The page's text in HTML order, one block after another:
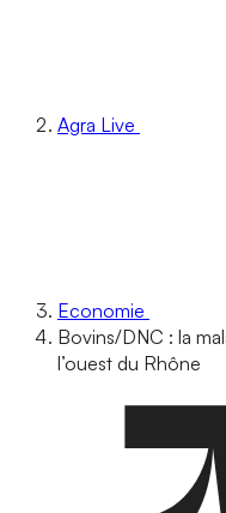
Agra Live
Economie
Bovins/DNC : la
l’ouest du Rhône